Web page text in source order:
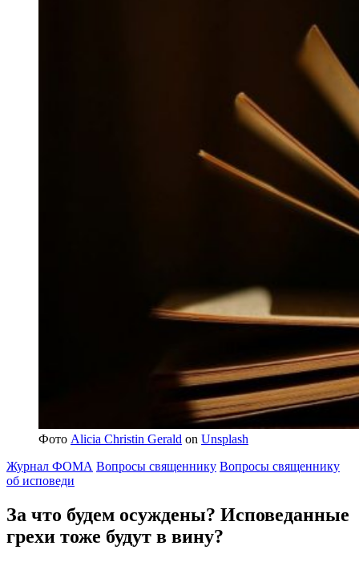
Фото Alicia Christin Gerald on Unsplash
Журнал ФОМА Вопросы священнику Вопросы священнику
об исповеди
За что будем осуждены? Исповеданные
грехи тоже будут в вину?